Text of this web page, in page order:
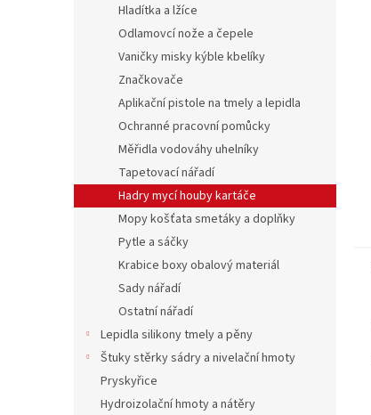
Hladítka a lžíce
Odlamovcí nože a čepele
Vaničky misky kýble kbelíky
Značkovače
Aplikační pistole na tmely a lepidla
Ochranné pracovní pomůcky
Měřidla vodováhy uhelníky
Tapetovací nářadí
Hadry mycí houby kartáče
Mopy košťata smetáky a doplňky
Pytle a sáčky
Krabice boxy obalový materiál
Sady nářadí
Ostatní nářadí
Lepidla silikony tmely a pěny
Štuky stěrky sádry a nivelační hmoty
Pryskyřice
Hydroizolační hmoty a nátěry